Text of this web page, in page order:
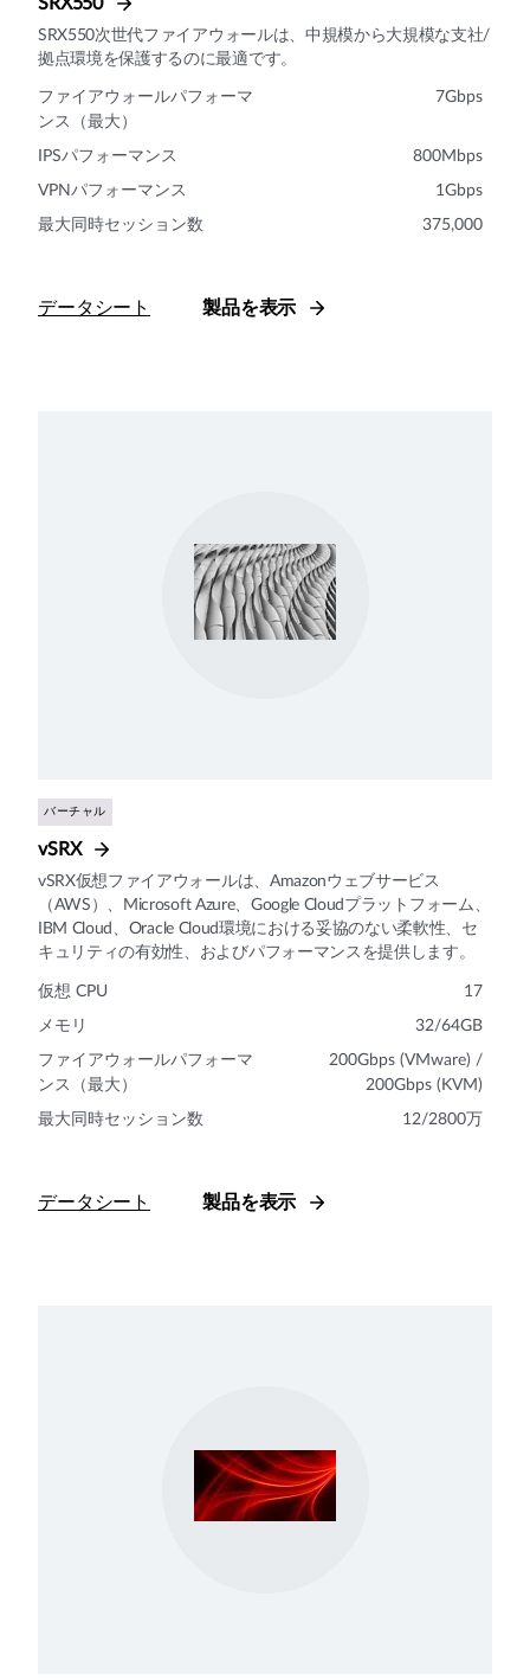
SRX550次世代ファイアウォールは、中規模から大規模な支社/
拠点環境を保護するのに最適です。
ファイアウォールパフォーマ
ンス（最大）
7Gbps
IPSパフォーマンス 800Mbps
VPNパフォーマンス 1Gbps
最大同時セッション数 375,000
データシート 製品を表示
バーチャル
vSRX
vSRX仮想ファイアウォールは、Amazonウェブサービス
（AWS）、Microsoft Azure、Google Cloudプラットフォーム、
IBM Cloud、Oracle Cloud環境における妥協のない柔軟性、セ
キュリティの有効性、およびパフォーマンスを提供します。
仮想 CPU 17
メモリ 32/64GB
ファイアウォールパフォーマ
ンス（最大）
200Gbps (VMware) /
200Gbps (KVM)
最大同時セッション数 12/2800万
データシート 製品を表示